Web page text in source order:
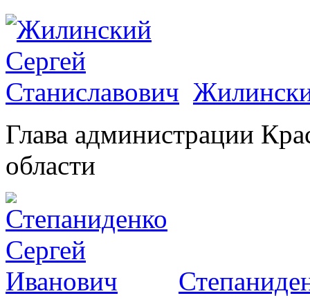
Глава администрации
области